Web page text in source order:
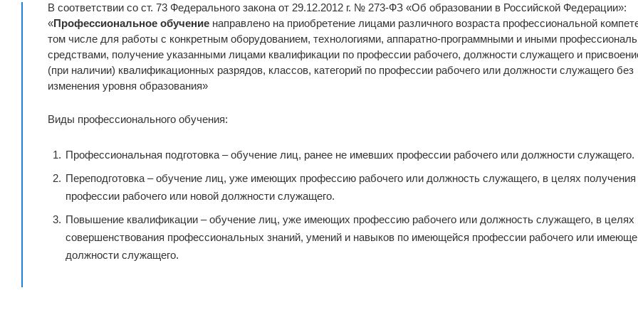
В соответствии со ст. 73 Федерального закона от 29.12.2012 г. № 273-ФЗ «Об образовании в Российской Федерации»:
«Профессиональное обучение направлено на приобретение лицами различного возраста профессиональной
том числе для работы с конкретным оборудованием, технологиями, аппаратно-программными и иными
средствами, получение указанными лицами квалификации по профессии рабочего, должности служащего и
(при наличии) квалификационных разрядов, классов, категорий по профессии рабочего или должности служащего без
изменения уровня образования»
Виды профессионального обучения:
Профессиональная подготовка – обучение лиц, ранее не имевших профессии рабочего или должности служащего.
Переподготовка – обучение лиц, уже имеющих профессию рабочего или должность служащего, в целях получения
профессии рабочего или новой должности служащего.
Повышение квалификации – обучение лиц, уже имеющих профессию рабочего или должность служащего, в целях
совершенствования профессиональных знаний, умений и навыков по имеющейся профессии рабочего или
должности служащего.